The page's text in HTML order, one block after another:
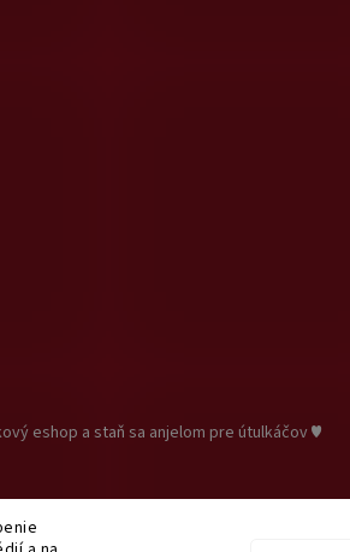
eshop a staň sa anjelom pre útulkáčov ♥